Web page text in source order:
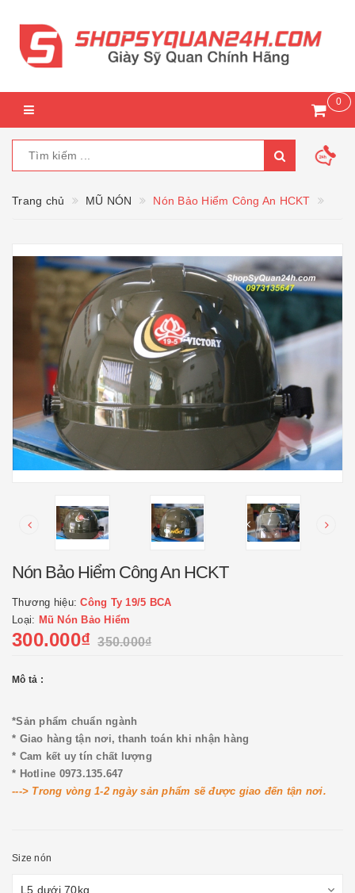
0
Trang chủ MŨ NÓN Nón Bảo Hiểm Công An HCKT
Nón Bảo Hiểm Công An HCKT
Thương hiệu:Công Ty 19/5 BCA
Loại: Mũ Nón Bảo Hiểm
300.000₫ 350.000₫
Mô tả :
*Sản phẩm chuẩn ngành
* Giao hàng tận nơi, thanh toán khi nhận hàng
* Cam kết uy tín chất lượng
* Hotline 0973.135.647
---> Trong vòng 1-2 ngày sản phẩm sẽ được giao đến tận nơi.
Size nón